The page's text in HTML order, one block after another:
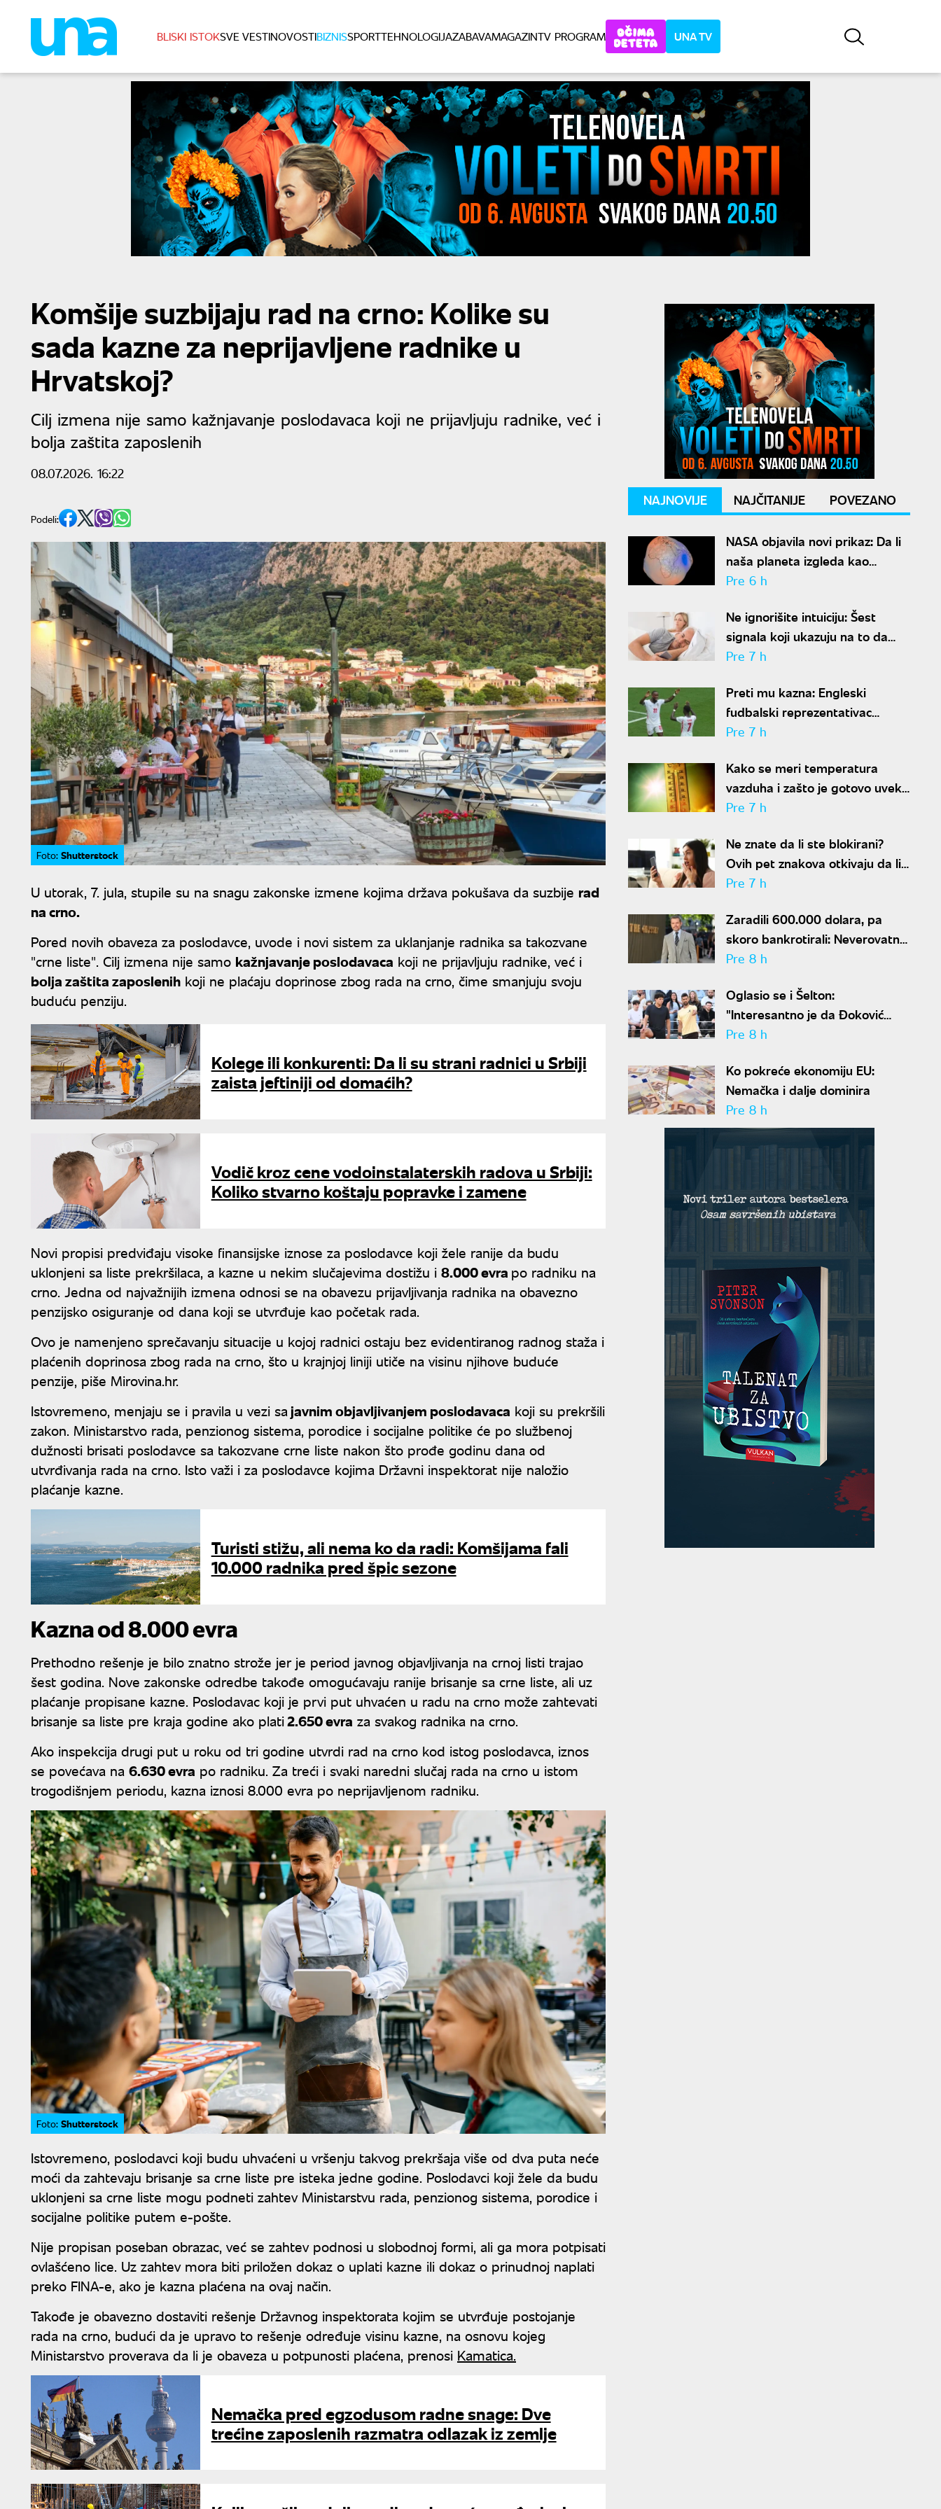
BLISKI ISTOKSVE VESTINOVOSTIBIZNISSPORTTEHNOLOGIJAZABAVAMAGAZINTV PROGRAM UNA TV
Komšije suzbijaju rad na crno: Kolike su
sada kazne za neprijavljene radnike u
Hrvatskoj?
Cilj izmena nije samo kažnjavanje poslodavaca koji ne prijavljuju radnike, već i
bolja zaštita zaposlenih
08.07.2026. 16:22
Podeli:
Foto: Shutterstock
U utorak, 7. jula, stupile su na snagu zakonske izmene kojima država pokušava da suzbije rad
na crno.
Pored novih obaveza za poslodavce, uvode i novi sistem za uklanjanje radnika sa takozvane
"crne liste". Cilj izmena nije samo kažnjavanje poslodavaca koji ne prijavljuju radnike, već i
bolja zaštita zaposlenih koji ne plaćaju doprinose zbog rada na crno, čime smanjuju svoju
buduću penziju.
Kolege ili konkurenti: Da li su strani radnici u Srbiji
zaista jeftiniji od domaćih?
Vodič kroz cene vodoinstalaterskih radova u Srbiji:
Koliko stvarno koštaju popravke i zamene
Novi propisi predviđaju visoke finansijske iznose za poslodavce koji žele ranije da budu
uklonjeni sa liste prekršilaca, a kazne u nekim slučajevima dostižu i 8.000 evra po radniku na
crno. Jedna od najvažnijih izmena odnosi se na obavezu prijavljivanja radnika na obavezno
penzijsko osiguranje od dana koji se utvrđuje kao početak rada.
Ovo je namenjeno sprečavanju situacije u kojoj radnici ostaju bez evidentiranog radnog staža i
plaćenih doprinosa zbog rada na crno, što u krajnjoj liniji utiče na visinu njihove buduće
penzije, piše Mirovina.hr.
Istovremeno, menjaju se i pravila u vezi sa javnim objavljivanjem poslodavaca koji su prekršili
zakon. Ministarstvo rada, penzionog sistema, porodice i socijalne politike će po službenoj
dužnosti brisati poslodavce sa takozvane crne liste nakon što prođe godinu dana od
utvrđivanja rada na crno. Isto važi i za poslodavce kojima Državni inspektorat nije naložio
plaćanje kazne.
Turisti stižu, ali nema ko da radi: Komšijama fali
10.000 radnika pred špic sezone
Kazna od 8.000 evra
Prethodno rešenje je bilo znatno strože jer je period javnog objavljivanja na crnoj listi trajao
šest godina. Nove zakonske odredbe takođe omogućavaju ranije brisanje sa crne liste, ali uz
plaćanje propisane kazne. Poslodavac koji je prvi put uhvaćen u radu na crno može zahtevati
brisanje sa liste pre kraja godine ako plati2.650 evra za svakog radnika na crno.
Ako inspekcija drugi put u roku od tri godine utvrdi rad na crno kod istog poslodavca, iznos
se povećava na 6.630 evra po radniku. Za treći i svaki naredni slučaj rada na crno u istom
trogodišnjem periodu, kazna iznosi 8.000 evra po neprijavljenom radniku.
Foto: Shutterstock
Istovremeno, poslodavci koji budu uhvaćeni u vršenju takvog prekršaja više od dva puta neće
moći da zahtevaju brisanje sa crne liste pre isteka jedne godine. Poslodavci koji žele da budu
uklonjeni sa crne liste mogu podneti zahtev Ministarstvu rada, penzionog sistema, porodice i
socijalne politike putem e-pošte.
Nije propisan poseban obrazac, već se zahtev podnosi u slobodnoj formi, ali ga mora potpisati
ovlašćeno lice. Uz zahtev mora biti priložen dokaz o uplati kazne ili dokaz o prinudnoj naplati
preko FINA-e, ako je kazna plaćena na ovaj način.
Takođe je obavezno dostaviti rešenje Državnog inspektorata kojim se utvrđuje postojanje
rada na crno, budući da je upravo to rešenje određuje visinu kazne, na osnovu kojeg
Ministarstvo proverava da li je obaveza u potpunosti plaćena, prenosi Kamatica.
Nemačka pred egzodusom radne snage: Dve
trećine zaposlenih razmatra odlazak iz zemlje
NAJNOVIJE NAJČITANIJE POVEZANO
NASA objavila novi prikaz: Da li
naša planeta izgleda kao
krompir ili kao plavi kliker?
Pre 6 h
Ne ignorišite intuiciju: Šest
signala koji ukazuju na to da
partner krije aferu
Pre 7 h
Preti mu kazna: Engleski
fudbalski reprezentativac
optužen za napad u noćnom
Pre 7 h
Kako se meri temperatura
vazduha i zašto je gotovo uvek
niža od one koju pokazuju naši
Pre 7 h
Ne znate da li ste blokirani?
Ovih pet znakova otkivaju da li
se nalazite na nečijoj "crnoj listi"
Pre 7 h
Zaradili 600.000 dolara, pa
skoro bankrotirali: Neverovatna
ispovest Meta Dejmona o paklu
Pre 8 h
Oglasio se i Šelton:
"Interesantno je da Đoković
predlaže skraćenje mečeva..."
Pre 8 h
Ko pokreće ekonomiju EU:
Nemačka i dalje dominira
Pre 8 h